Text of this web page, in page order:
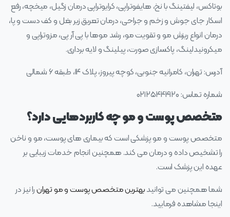
بوتاکس، لیفتینگ با نخ، هایفوتراپی، کرایوتراپی درمان زگیل، میخچه، رفع
اسکار جای جوش و زخم و جراحی، درمان تعریق زیر بغل و کف دست و پا،
درمان انواع ریزش مو و تقویت مو، رشد موها با پی آر پی، مزوتراپی و
میکرونیدلینگ، پاکسازی صورت، پیلینگ و لایه برداری.
آدرس: تهران، کامرانیه جنوبی، کوچه پیروز، پلاک ۱۴، طبقه ۶ شمالی
شماره تماس: ۰۲۱۲۵۴۴۴۱۲۰
متخصص پوست و مو چه کاربردهایی دارد؟
متخصص پوست و مو پزشکی است که بیماری‌ های پوست، مو و ناخن
را تشخیص داده و درمان می‌ کند. همچنین انجام خدمات زیبایی بر
عهده این پزشک است.
شما همچنین می توانیدبهترین متخصص پوست و مو تهرانرا نیز در
اینجا مشاهده فرمایید.